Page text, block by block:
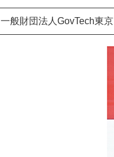
一般財団法人GovTech東京